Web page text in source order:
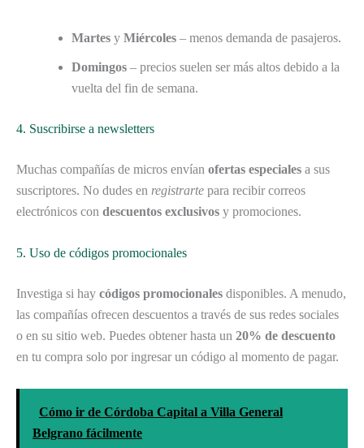
Martes y Miércoles – menos demanda de pasajeros.
Domingos – precios suelen ser más altos debido a la
vuelta del fin de semana.
4. Suscribirse a newsletters
Muchas compañías de micros envían ofertas especiales a sus
suscriptores. No dudes en registrarte para recibir correos
electrónicos con descuentos exclusivos y promociones.
5. Uso de códigos promocionales
Investiga si hay códigos promocionales disponibles. A menudo,
las compañías ofrecen descuentos a través de sus redes sociales
o en su sitio web. Puedes obtener hasta un 20% de descuento
en tu compra solo por ingresar un código al momento de pagar.
Cómo ir de Córdoba Capital a Villa General
Belgrano fácilmente